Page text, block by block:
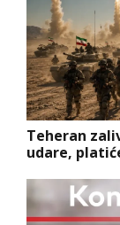
Teheran
udare,